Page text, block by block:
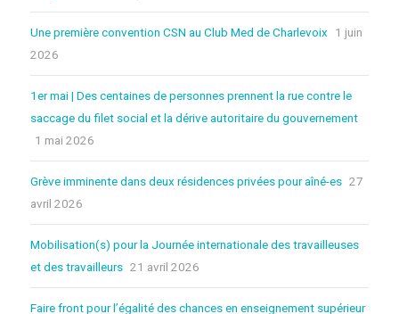
Une première convention CSN au Club Med de Charlevoix 1 juin
2026
1er mai | Des centaines de personnes prennent la rue contre le
saccage du filet social et la dérive autoritaire du gouvernement
1 mai 2026
Grève imminente dans deux résidences privées pour aîné-es 27
avril 2026
Mobilisation(s) pour la Journée internationale des travailleuses
et des travailleurs 21 avril 2026
Faire front pour l’égalité des chances en enseignement supérieur